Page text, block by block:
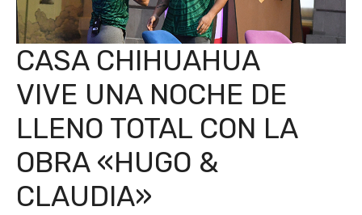
CASA CHIHUAHUA
VIVE UNA NOCHE DE
LLENO TOTAL CON LA
OBRA «HUGO &
CLAUDIA»